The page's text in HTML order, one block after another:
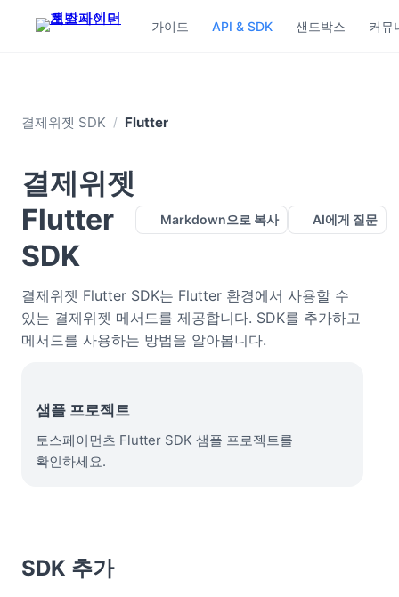
가이드 API & SDK 샌드박스 커뮤
결제위젯 SDK / Flutter
결제위젯
Flutter
SDK
Markdown으로 복사 AI에게 질문
결제위젯 Flutter SDK는 Flutter 환경에서 사용할 수
있는 결제위젯 메서드를 제공합니다. SDK를 추가하고
메서드를 사용하는 방법을 알아봅니다.
샘플 프로젝트
토스페이먼츠 Flutter SDK 샘플 프로젝트를
확인하세요.
SDK 추가